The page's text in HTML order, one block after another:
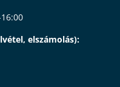
elszámolás):